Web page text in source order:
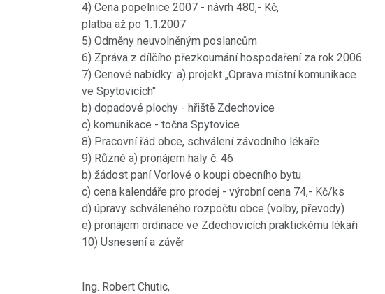
4) Cena popelnice 2007 - návrh 480,- Kč,
platba až po 1.1.2007
5) Odměny neuvolněným poslancům
6) Zpráva z dílčího přezkoumání hospodaření za rok 2006
7) Cenové nabídky: a) projekt „Oprava místní komunikace
ve Spytovicích"
b) dopadové plochy - hřiště Zdechovice
c) komunikace - točna Spytovice
8) Pracovní řád obce, schválení závodního lékaře
9) Různé a) pronájem haly č. 46
b) žádost paní Vorlové o koupi obecního bytu
c) cena kalendáře pro prodej - výrobní cena 74,- Kč/ks
d) úpravy schváleného rozpočtu obce (volby, převody)
e) pronájem ordinace ve Zdechovicích praktickému lékaři
10) Usnesení a závěr
Ing. Robert Chutic,